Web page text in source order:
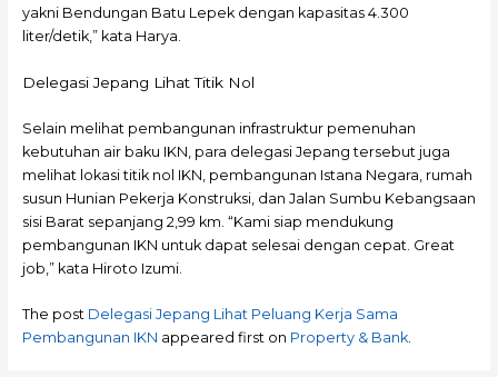
yakni Bendungan Batu Lepek dengan kapasitas 4.300
liter/detik,” kata Harya.
Delegasi Jepang Lihat Titik Nol
Selain melihat pembangunan infrastruktur pemenuhan
kebutuhan air baku IKN, para delegasi Jepang tersebut juga
melihat lokasi titik nol IKN, pembangunan Istana Negara, rumah
susun Hunian Pekerja Konstruksi, dan Jalan Sumbu Kebangsaan
sisi Barat sepanjang 2,99 km. “Kami siap mendukung
pembangunan IKN untuk dapat selesai dengan cepat. Great
job,” kata Hiroto Izumi.
The post Delegasi Jepang Lihat Peluang Kerja Sama
Pembangunan IKN appeared first on Property & Bank.